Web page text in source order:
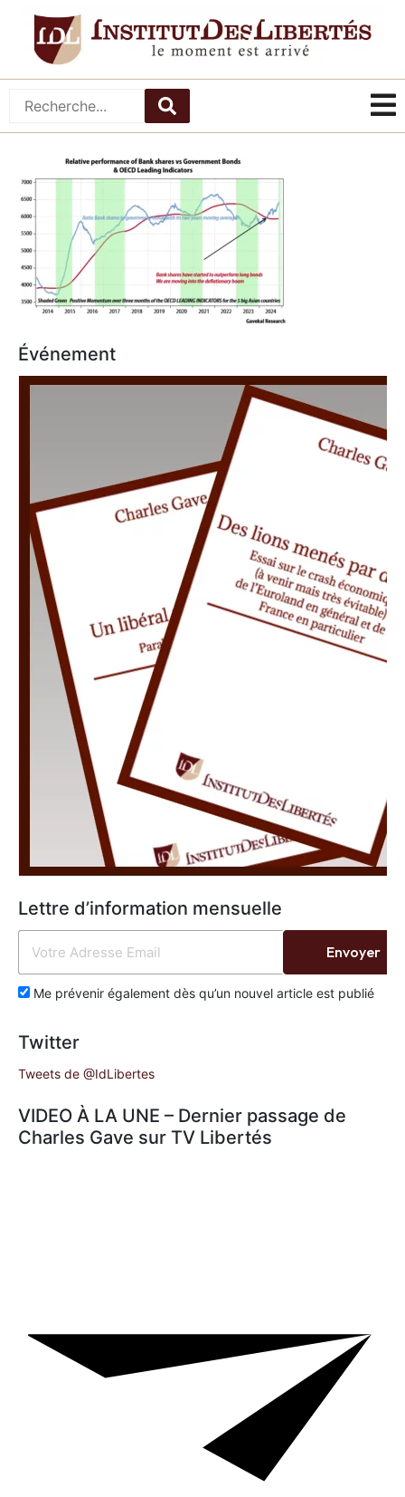
Événement
Lettre d’information mensuelle
Me prévenir également dès qu’un nouvel article est publié
Envoyer
Twitter
Tweets de @IdLibertes
VIDEO À LA UNE – Dernier passage de
Charles Gave sur TV Libertés